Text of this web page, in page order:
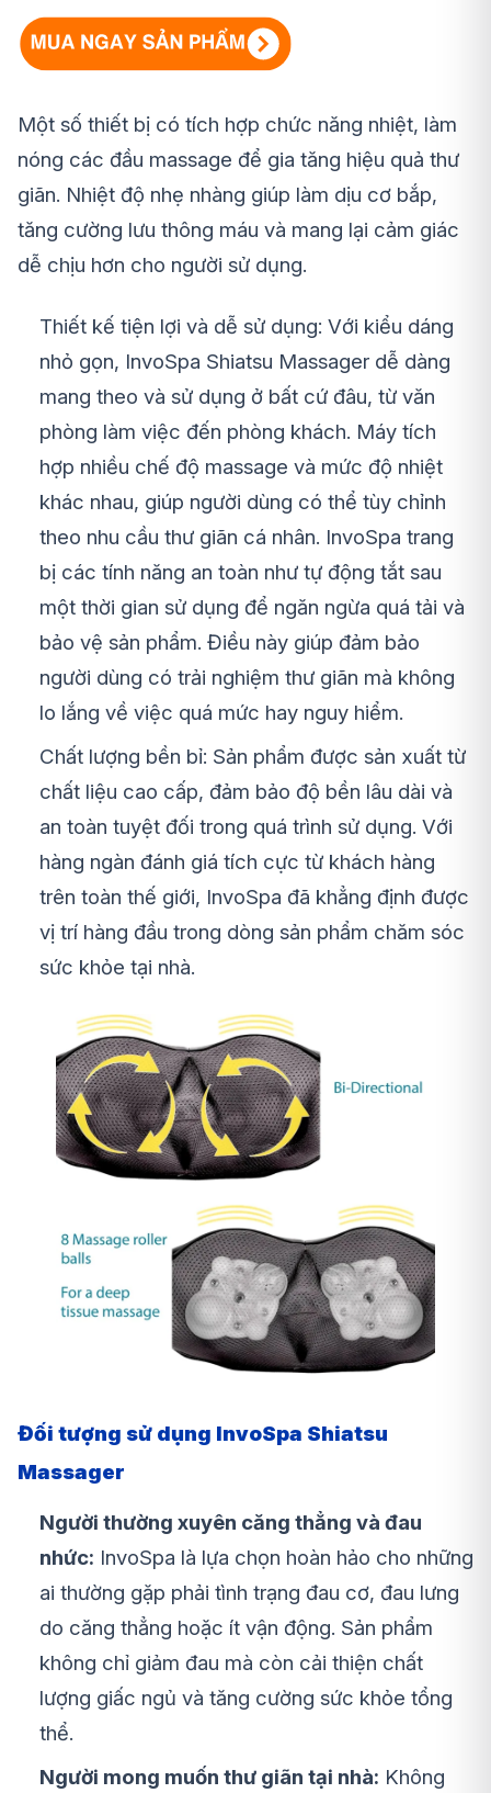
Một số thiết bị có tích hợp chức năng nhiệt, làm
nóng các đầu massage để gia tăng hiệu quả thư
giãn. Nhiệt độ nhẹ nhàng giúp làm dịu cơ bắp,
tăng cường lưu thông máu và mang lại cảm giác
dễ chịu hơn cho người sử dụng.
Thiết kế tiện lợi và dễ sử dụng: Với kiểu dáng
nhỏ gọn, InvoSpa Shiatsu Massager dễ dàng
mang theo và sử dụng ở bất cứ đâu, từ văn
phòng làm việc đến phòng khách. Máy tích
hợp nhiều chế độ massage và mức độ nhiệt
khác nhau, giúp người dùng có thể tùy chỉnh
theo nhu cầu thư giãn cá nhân. InvoSpa trang
bị các tính năng an toàn như tự động tắt sau
một thời gian sử dụng để ngăn ngừa quá tải và
bảo vệ sản phẩm. Điều này giúp đảm bảo
người dùng có trải nghiệm thư giãn mà không
lo lắng về việc quá mức hay nguy hiểm.
Chất lượng bền bỉ: Sản phẩm được sản xuất từ
chất liệu cao cấp, đảm bảo độ bền lâu dài và
an toàn tuyệt đối trong quá trình sử dụng. Với
hàng ngàn đánh giá tích cực từ khách hàng
trên toàn thế giới, InvoSpa đã khẳng định được
vị trí hàng đầu trong dòng sản phẩm chăm sóc
sức khỏe tại nhà.
Đối tượng sử dụng InvoSpa Shiatsu
Massager
Người thường xuyên căng thẳng và đau
nhức: InvoSpa là lựa chọn hoàn hảo cho những
ai thường gặp phải tình trạng đau cơ, đau lưng
do căng thẳng hoặc ít vận động. Sản phẩm
không chỉ giảm đau mà còn cải thiện chất
lượng giấc ngủ và tăng cường sức khỏe tổng
thể.
Người mong muốn thư giãn tại nhà: Không